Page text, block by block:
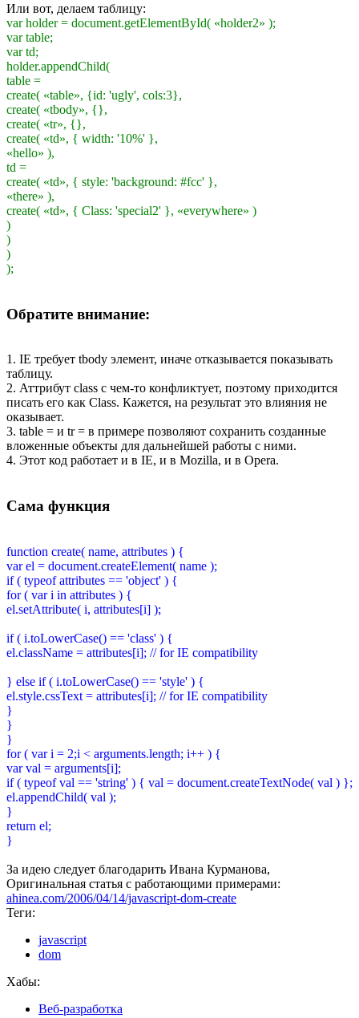
Или вот, делаем таблицу:
var holder = document.getElementById( «holder2» );
var table;
var td;
holder.appendChild(
table =
create( «table», {id: 'ugly', cols:3},
create( «tbody», {},
create( «tr», {},
create( «td», { width: '10%' },
«hello» ),
td =
create( «td», { style: 'background: #fcc' },
«there» ),
create( «td», { Class: 'special2' }, «everywhere» )
)
)
)
);
Обратите внимание:
1. IE требует tbody элемент, иначе отказывается показывать
таблицу.
2. Аттрибут class с чем-то конфликтует, поэтому приходится
писать его как Class. Кажется, на результат это влияния не
оказывает.
3. table = и tr = в примере позволяют сохранить созданные
вложенные объекты для дальнейшей работы с ними.
4. Этот код работает и в IE, и в Mozilla, и в Opera.
Сама функция
function create( name, attributes ) {
var el = document.createElement( name );
if ( typeof attributes == 'object' ) {
for ( var i in attributes ) {
el.setAttribute( i, attributes[i] );
if ( i.toLowerCase() == 'class' ) {
el.className = attributes[i]; // for IE compatibility
} else if ( i.toLowerCase() == 'style' ) {
el.style.cssText = attributes[i]; // for IE compatibility
}
}
}
for ( var i = 2;i < arguments.length; i++ ) {
var val = arguments[i];
if ( typeof val == 'string' ) { val = document.createTextNode( val ) };
el.appendChild( val );
}
return el;
}
За идею следует благодарить Ивана Курманова,
Оригинальная статья с работающими примерами:
ahinea.com/2006/04/14/javascript-dom-create
Теги:
javascript
dom
Хабы:
Веб-разработка